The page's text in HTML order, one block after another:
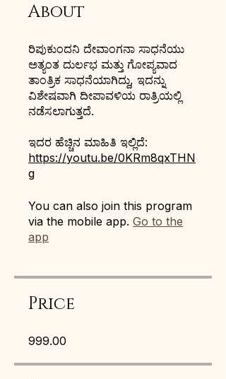
About
ರಿಪುಕುಂದನಿ ದೇವಾಂಗನಾ ಸಾಧನೆಯು
ಅತ್ಯಂತ ದುರ್ಲಭ ಮತ್ತು ಗೋಪ್ಯವಾದ
ತಾಂತ್ರಿಕ ಸಾಧನೆಯಾಗಿದ್ದು, ಇದನ್ನು
ವಿಶೇಷವಾಗಿ ದೀಪಾವಳಿಯ ರಾತ್ರಿಯಲ್ಲಿ
ನಡೆಸಲಾಗುತ್ತದೆ.
ಇದರ ಹೆಚ್ಚಿನ ಮಾಹಿತಿ ಇಲ್ಲಿದೆ:
https://youtu.be/0KRm8qxTHN
g
You can also join this program
via the mobile app. Go to the
app
Price
₹999.00